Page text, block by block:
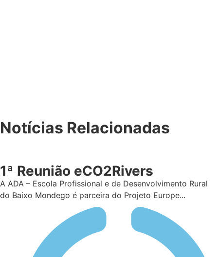
Notícias Relacionadas
1ª Reunião eCO2Rivers
A ADA – Escola Profissional e de Desenvolvimento Rural
do Baixo Mondego é parceira do Projeto Europe...